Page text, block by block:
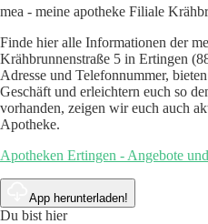
mea - meine apotheke Filiale
Finde hier alle Informationen der
Krähbrunnenstraße 5 in Ertingen
Adresse und Telefonnummer,
Geschäft und erleichtern euch so
vorhanden, zeigen wir euch auch
Apotheke.
Apotheken Ertingen - Angebote
App herunterladen!
Du bist hier